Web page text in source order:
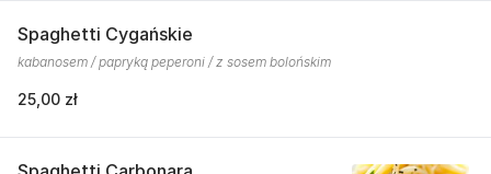
Spaghetti Cygańskie
kabanosem / papryką peperoni / z sosem bolońskim
25,00 zł